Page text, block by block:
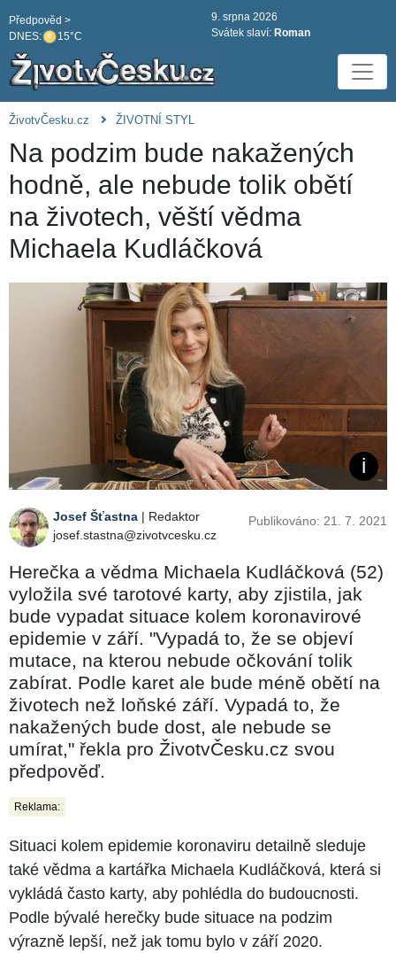
DNES: 15°C
Předpověd >
9. srpna 2026
Svátek slaví: Roman
ŽivotvČesku.cz ŽIVOTNÍ STYL
Na podzim bude nakažených
hodně, ale nebude tolik obětí
na životech, věští vědma
Michaela Kudláčková
Josef Šťastna | Redaktor
josef.stastna@zivotvcesku.cz
Publikováno: 21. 7. 2021
Herečka a vědma Michaela Kudláčková (52)
vyložila své tarotové karty, aby zjistila, jak
bude vypadat situace kolem koronavirové
epidemie v září. "Vypadá to, že se objeví
mutace, na kterou nebude očkování tolik
zabírat. Podle karet ale bude méně obětí na
životech než loňské září. Vypadá to, že
nakažených bude dost, ale nebude se
umírat," řekla pro ŽivotvČesku.cz svou
předpověď.
Reklama:
Situaci kolem epidemie koronaviru detailně sleduje
také vědma a kartářka Michaela Kudláčková, která si
vykládá často karty, aby pohlédla do budoucnosti.
Podle bývalé herečky bude situace na podzim
výrazně lepší, než jak tomu bylo v září 2020.